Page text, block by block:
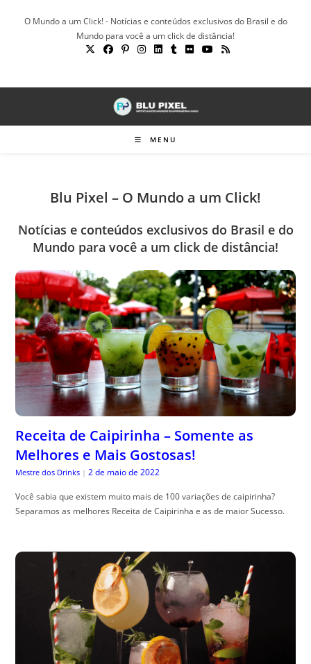
O Mundo a um Click! - Notícias e conteúdos exclusivos do Brasil e do
Mundo para você a um click de distância!
MENU
Blu Pixel – O Mundo a um Click!
Notícias e conteúdos exclusivos do Brasil e do
Mundo para você a um click de distância!
Receita de Caipirinha – Somente as
Melhores e Mais Gostosas!
Mestre dos Drinks | 2 de maio de 2022
Você sabia que existem muito mais de 100 variações de caipirinha?
Separamos as melhores Receita de Caipirinha e as de maior Sucesso.